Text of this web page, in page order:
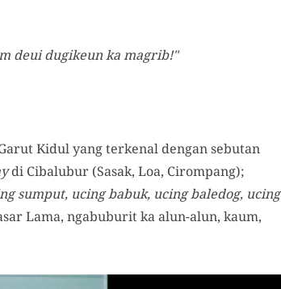
deui dugikeun ka magrib!"
Kidul yang terkenal dengan sebutan
di Cibalubur (Sasak, Loa, Cirompang);
sumput, ucing babuk, ucing baledog, ucing
Lama, ngabuburit ka alun-alun, kaum,